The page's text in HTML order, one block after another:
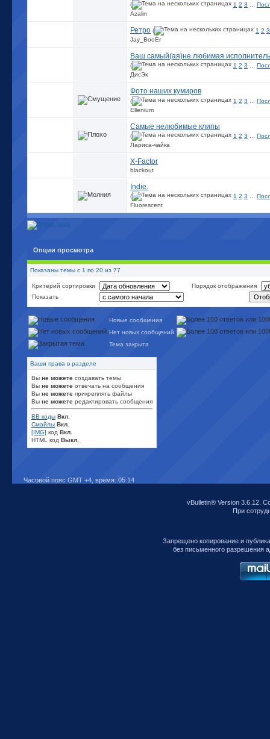
( 1 2 3
Azalin
Ретро ( 1 2 3
Jay_BooEr
Ваш самый(ая)не любимая
( 1 2 3
ДисЭк
Фото наших кумиров
( 1 2 3
Ellenium
Самые нелюбимые клипы
( 1 2 3
Лариса-чайка
X-Factor
blackout
Indie.
( 1 2 3
Fluorescent
Опции просмотра
Показаны темы с 1 по 20 из 77
Критерий сортировки
Порядок отображения
Показать
Новые сообщения
Нет новых сообщений
Тема закрыта
Ваши права в разделе
Вы не можете создавать темы
Вы не можете отвечать на сообщения
Вы не можете прикреплять файлы
Вы не можете редактировать сообщения
BB коды Вкл.
Смайлы Вкл.
[IMG] код Вкл.
HTML код Выкл.
Часовой пояс GMT +4, время: 05:14
vBulletin® Version 3.6.12.
При
Запрещено копирование и
без письменного разрешения